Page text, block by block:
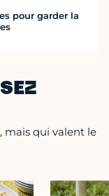
pour garder la
mais qui valent le